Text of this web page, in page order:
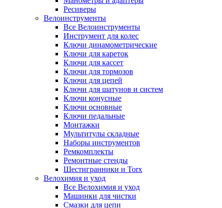
Ресиверы
Велоинструменты
Все Велоинструменты
Инструмент для колес
Ключи динамометрические
Ключи для кареток
Ключи для кассет
Ключи для тормозов
Ключи для цепей
Ключи для шатунов и систем
Ключи конусные
Ключи основные
Ключи педальные
Монтажки
Мультитулы складные
Наборы инструментов
Ремкомплекты
Ремонтные стенды
Шестигранники и Torx
Велохимия и уход
Все Велохимия и уход
Машинки для чистки
Смазки для цепи